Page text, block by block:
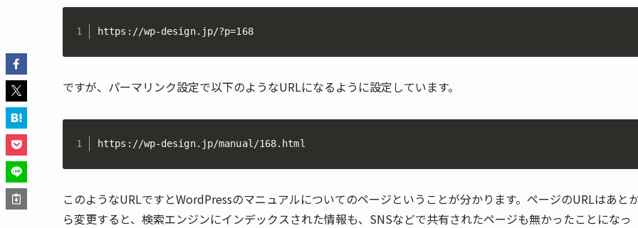
https://wp-design.jp/?p=168
ですが、パーマリンク設定で以下のようなURLになるように設定しています。
https://wp-design.jp/manual/168.html
このようなURLですとWordPressのマニュアルについてのページということが分かります。ページのURLはあと
ら変更すると、検索エンジンにインデックスされた情報も、SNSなどで共有されたページも無かったことになっ